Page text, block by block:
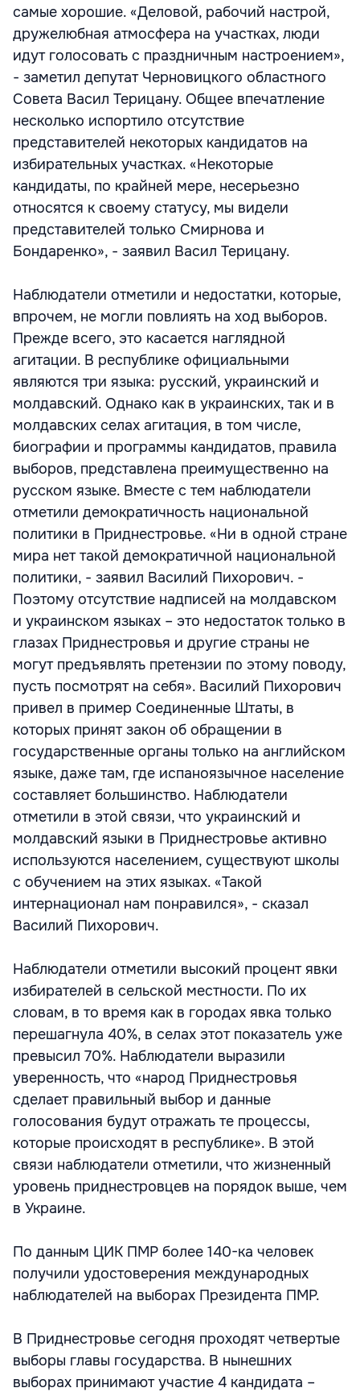
самые хорошие. «Деловой, рабочий настрой,
дружелюбная атмосфера на участках, люди
идут голосовать с праздничным настроением»,
- заметил депутат Черновицкого областного
Совета Васил Терицану. Общее впечатление
несколько испортило отсутствие
представителей некоторых кандидатов на
избирательных участках. «Некоторые
кандидаты, по крайней мере, несерьезно
относятся к своему статусу, мы видели
представителей только Смирнова и
Бондаренко», - заявил Васил Терицану.
Наблюдатели отметили и недостатки, которые,
впрочем, не могли повлиять на ход выборов.
Прежде всего, это касается наглядной
агитации. В республике официальными
являются три языка: русский, украинский и
молдавский. Однако как в украинских, так и в
молдавских селах агитация, в том числе,
биографии и программы кандидатов, правила
выборов, представлена преимущественно на
русском языке. Вместе с тем наблюдатели
отметили демократичность национальной
политики в Приднестровье. «Ни в одной стране
мира нет такой демократичной национальной
политики, - заявил Василий Пихорович. -
Поэтому отсутствие надписей на молдавском
и украинском языках – это недостаток только в
глазах Приднестровья и другие страны не
могут предъявлять претензии по этому поводу,
пусть посмотрят на себя». Василий Пихорович
привел в пример Соединенные Штаты, в
которых принят закон об обращении в
государственные органы только на английском
языке, даже там, где испаноязычное население
составляет большинство. Наблюдатели
отметили в этой связи, что украинский и
молдавский языки в Приднестровье активно
используются населением, существуют школы
с обучением на этих языках. «Такой
интернационал нам понравился», - сказал
Василий Пихорович.
Наблюдатели отметили высокий процент явки
избирателей в сельской местности. По их
словам, в то время как в городах явка только
перешагнула 40%, в селах этот показатель уже
превысил 70%. Наблюдатели выразили
уверенность, что «народ Приднестровья
сделает правильный выбор и данные
голосования будут отражать те процессы,
которые происходят в республике». В этой
связи наблюдатели отметили, что жизненный
уровень приднестровцев на порядок выше, чем
в Украине.
По данным ЦИК ПМР более 140-ка человек
получили удостоверения международных
наблюдателей на выборах Президента ПМР.
В Приднестровье сегодня проходят четвертые
выборы главы государства. В нынешних
выборах принимают участие 4 кандидата –